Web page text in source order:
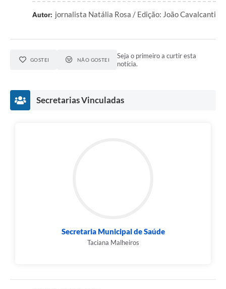
Autor: jornalista Natália Rosa / Edição: João Cavalcanti
GOSTEI NÃO GOSTEI
Seja o primeiro a curtir esta
notícia.
Secretarias Vinculadas
Secretaria Municipal de Saúde
Taciana Malheiros